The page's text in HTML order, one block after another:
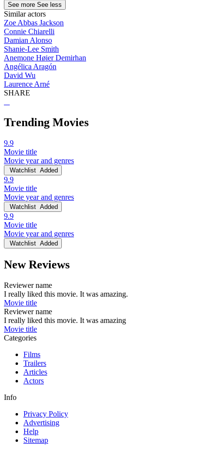
See more See less
Similar actors
Zoe Abbas Jackson
Connie Chiarelli
Damian Alonso
Shanie-Lee Smith
Anemone Høier Demirhan
Angélica Aragón
David Wu
Laurence Arné
SHARE
Trending Movies
9.9
Movie title
Movie year and genres
Watchlist Added
9.9
Movie title
Movie year and genres
Watchlist Added
9.9
Movie title
Movie year and genres
Watchlist Added
New Reviews
Reviewer name
I really liked this movie. It was amazing.
Movie title
Reviewer name
I really liked this movie. It was amazing
Movie title
Categories
Films
Trailers
Articles
Actors
Info
Privacy Policy
Advertising
Help
Sitemap